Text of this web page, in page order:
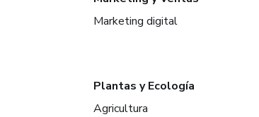
Marketing digital
Plantas y Ecología
Agricultura